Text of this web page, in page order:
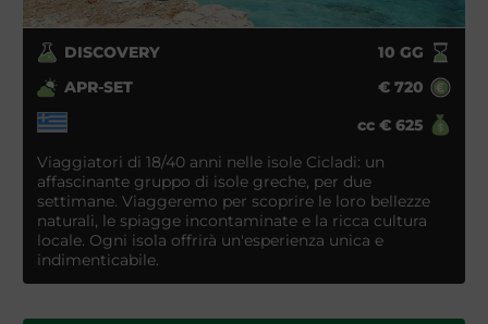
DISCOVERY 10 GG
APR-SET
€ 720
cc € 625
Viaggiatori di 18/40 anni nelle isole Cicladi: un
affascinante gruppo di isole greche, per due
settimane. Viaggeremo per scoprire le loro bellezze
naturali, le spiagge incontaminate e la ricca cultura
locale. Ogni isola offrirà un'esperienza unica e
indimenticabile.